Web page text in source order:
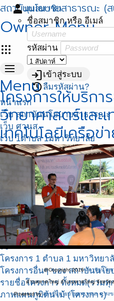
สถาบันนโยบายสาธารณะ (
Owner Menu
apps
personมุมสมาชิก
ชื่อสมาชิก หรือ อีเมล์
รหัสผ่าน
loginเข้าสู่ระบบ
restoreลืมรหัสผ่าน?
menu
Menu
หน้าแรก
เว็บ สถาบันนโยบายสาธารณะ
เว็บ ศวนส.
เว็บ 1ตำบล 1มหาวิทยาลัย
เว็บ พัฒนาศักยภาพฯ สสส.
บริหารโครงการ
โครงการยกระดับการขับเคลื่
กิจกรรมทางกายในระดับพื้นที่
โครงการ บูรณาการขับเคลื่อน
จังหวัด
โครงการ ศูนย์วิชาการพัฒนา
โครงการจัดทำแผนพัฒนากลุ่ม
70
โครงการ 1 ตำบล 1 มหาวิทยา
โครงการอื่นๆ ของ สถาบันนโ
รายชื่อโครงการ ทั้งหมด(รวม
ภาพแผนภูมิต้นไม้ (โครงการ)
โครงการให้บริก
วิทยาศาสตร์และ
เทคโนโลยีเครือข่
@Copyright 2016สถาบันนโย
ตำบลหาดใหญ่ อำเภอหาดใหญ่ จังหวัด
Powered byสถาบันนโยบายสาธารณะ ม.สง